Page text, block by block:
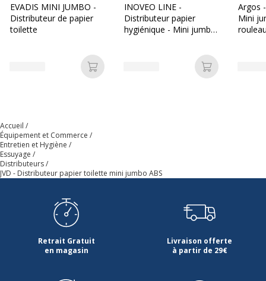
EVADIS MINI JUMBO -
Distributeur de papier
toilette
Ajouter au panier
INOVEO LINE -
Distributeur papier
hygiénique - Mini jumbo
Ajouter au
Argos
Mini
Accueil
Équipement et Commerce
Entretien et Hygiène
Essuyage
Distributeurs
JVD - Distributeur papier toilette mini jumbo ABS
Retrait Gratuit
en magasin
Livraison offerte
à partir de 29€